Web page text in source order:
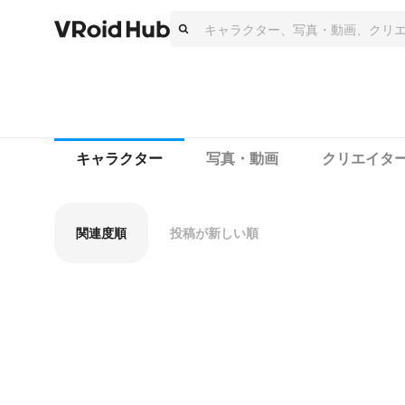
キャラクター 写真・動画 クリエイタ
関連度順 投稿が新しい順